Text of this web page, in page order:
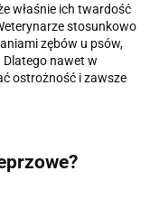
właśnie ich twardość
stosunkowo
zębów u psów,
nawet w
ostrożność i zawsze